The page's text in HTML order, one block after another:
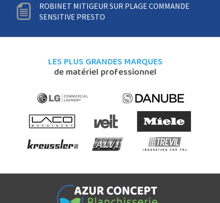
ROBINET MITIGEUR SUR PLAGE COMMANDE
SENSITIVE PRESTO
LES PLUS GRANDES MARQUES
de matériel professionnel